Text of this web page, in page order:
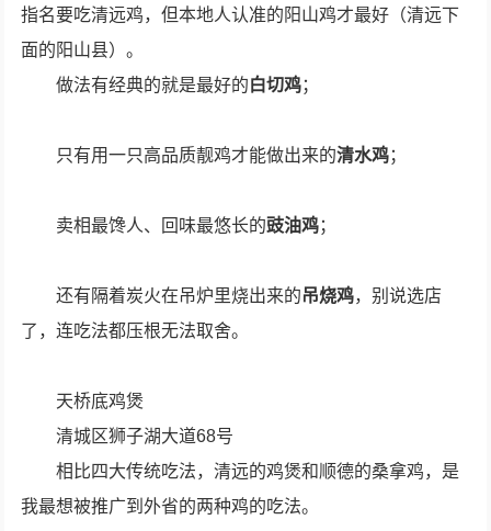
指名要吃清远鸡，但本地人认准的阳山鸡才最好（清远下
面的阳山县）。
做法有经典的就是最好的白切鸡；
只有用一只高品质靓鸡才能做出来的清水鸡；
卖相最馋人、回味最悠长的豉油鸡；
还有隔着炭火在吊炉里烧出来的吊烧鸡，别说选店
了，连吃法都压根无法取舍。
天桥底鸡煲
清城区狮子湖大道68号
相比四大传统吃法，清远的鸡煲和顺德的桑拿鸡，是
我最想被推广到外省的两种鸡的吃法。